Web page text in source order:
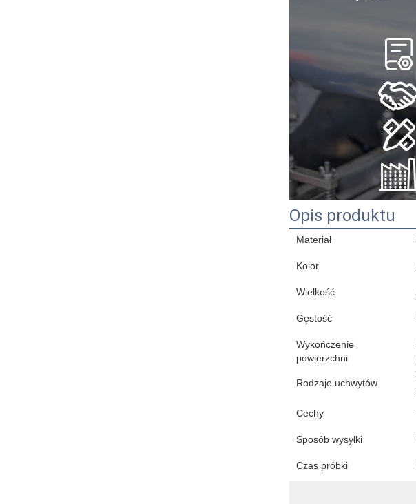
Opis produktu
Materiał
Kolor
Wielkość
Gęstość
Wykończenie
powierzchni
Rodzaje uchwytów
Cechy
Sposób wysyłki
Czas próbki